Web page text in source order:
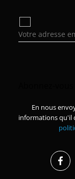
En nous
informations qu'il